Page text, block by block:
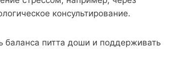
консультирование.
питта доши и поддерживать